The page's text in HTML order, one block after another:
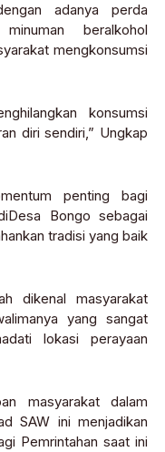
adanya perda
beralkohol
mengkonsumsi
konsumsi
diri sendiri,” Ungkap
penting bagi
Bongo sebagai
tradisi yang baik
dikenal masyarakat
yang sangat
lokasi perayaan
masyarakat dalam
SAW ini menjadikan
Pemrintahan saat ini